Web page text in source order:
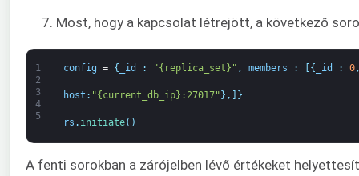
7. Most, hogy a kapcsolat létrejött, a következő
1
2
3
4
5
config = { _id : "{replica_set}" , members : { _id : 0
host : "{current_db_ip}:27017" } , }
rs . initiate( )
A fenti sorokban a zárójelben lévő értékeket